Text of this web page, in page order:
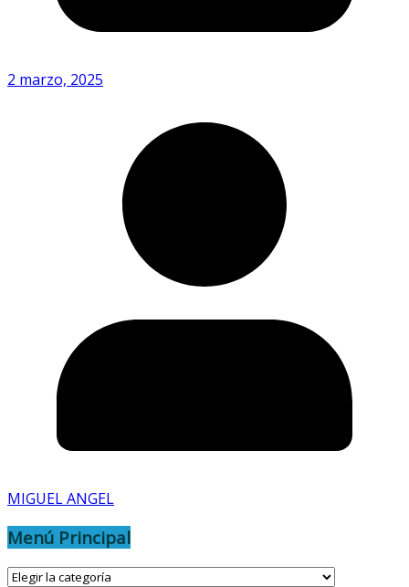
2 marzo, 2025
MIGUEL ANGEL
Menú Principal
Menú